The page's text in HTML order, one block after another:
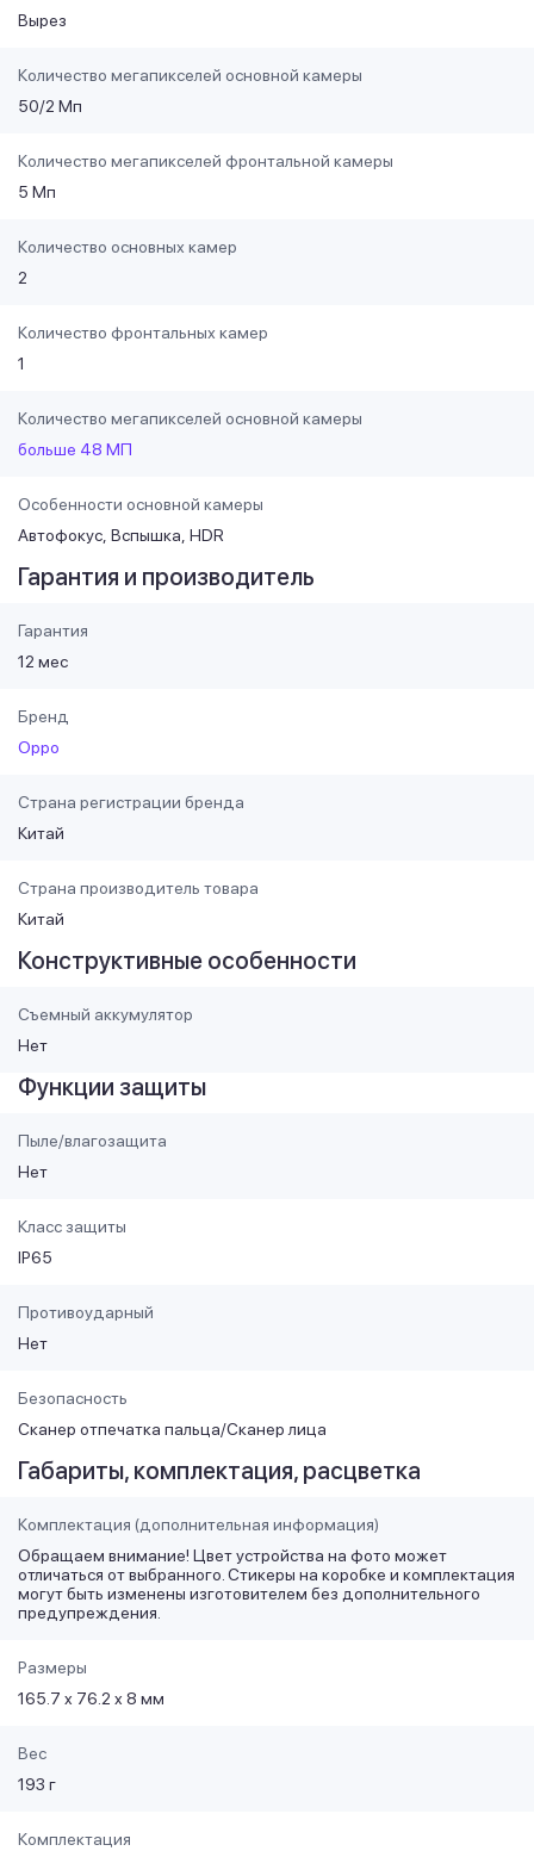
Вырез
Количество мегапикселей основной камеры
50/2 Мп
Количество мегапикселей фронтальной камеры
5 Мп
Количество основных камер
2
Количество фронтальных камер
1
Количество мегапикселей основной камеры
больше 48 МП
Особенности основной камеры
Автофокус Вспышка HDR
Гарантия и производитель
Гарантия
12 мес
Бренд
Oppo
Страна регистрации бренда
Китай
Страна производитель товара
Китай
Конструктивные особенности
Съемный аккумулятор
Нет
Функции защиты
Пыле/влагозащита
Нет
Класс защиты
IP65
Противоударный
Нет
Безопасность
Сканер отпечатка пальца/Сканер лица
Габариты, комплектация, расцветка
Комплектация (дополнительная информация)
Обращаем внимание! Цвет устройства на фото может
отличаться от выбранного. Стикеры на коробке и комплектация
могут быть изменены изготовителем без дополнительного
предупреждения.
Размеры
165.7 x 76.2 x 8 мм
Вес
193 г
Комплектация